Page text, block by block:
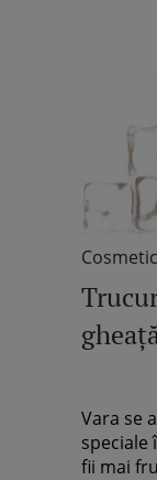
Vara se
speciale
fii mai